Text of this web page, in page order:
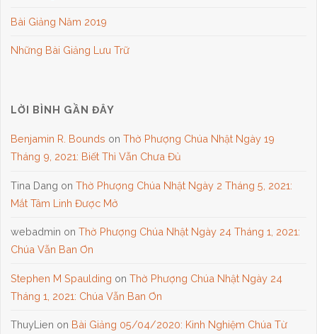
Bài Giảng Năm 2019
Những Bài Giảng Lưu Trữ
LỜI BÌNH GẦN ĐÂY
Benjamin R. Bounds onThờ Phượng Chúa Nhật Ngày 19
Tháng 9, 2021: Biết Thì Vẫn Chưa Đủ
Tina Dang onThờ Phượng Chúa Nhật Ngày 2 Tháng 5, 2021:
Mắt Tâm Linh Được Mở
webadmin onThờ Phượng Chúa Nhật Ngày 24 Tháng 1, 2021:
Chúa Vẫn Ban Ơn
Stephen M Spaulding onThờ Phượng Chúa Nhật Ngày 24
Tháng 1, 2021: Chúa Vẫn Ban Ơn
ThuyLien on Bài Giảng 05/04/2020: Kinh Nghiệm Chúa Từ